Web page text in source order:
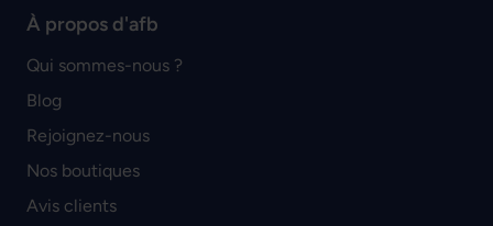
À propos d'afb
Qui sommes-nous ?
Blog
Rejoignez-nous
Nos boutiques
Avis clients